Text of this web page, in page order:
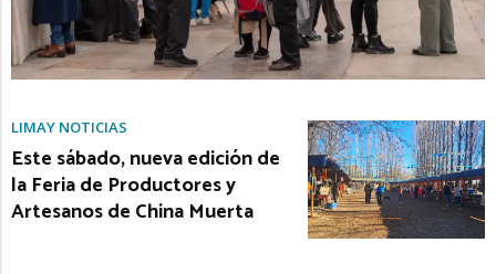
LIMAY NOTICIAS
Este sábado, nueva edición de
la Feria de Productores y
Artesanos de China Muerta